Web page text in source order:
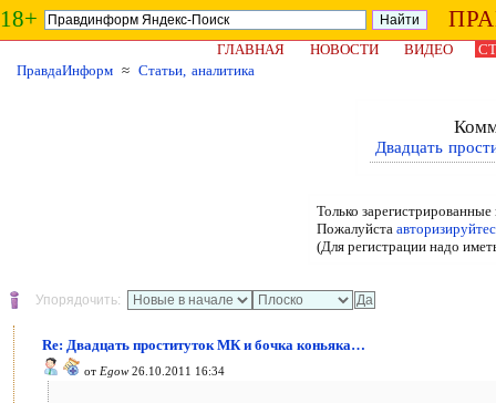
18+
ГЛАВНАЯ НОВОСТИ ВИДЕО
ПравдаИнформ ≈ Статьи, аналитика
Двадцать
Только
Пожалуйста
(Для регистрации надо
Упорядочить:
Re: Двадцать проституток МК и бочка коньяка…
от Egow26.10.2011 16:34